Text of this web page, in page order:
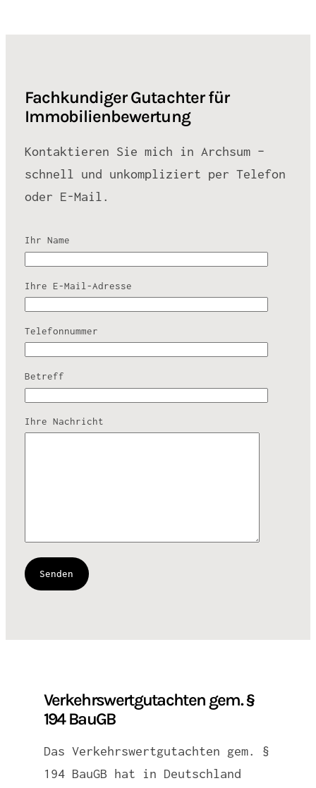
Fachkundiger Gutachter für
Immobilienbewertung
Kontaktieren Sie mich in Archsum –
schnell und unkompliziert per Telefon
oder E-Mail.
Ihr Name
Ihre E-Mail-Adresse
Telefonnummer
Betreff
Ihre Nachricht
Verkehrswertgutachten gem. §
194 BauGB
Das Verkehrswertgutachten gem. §
194 BauGB hat in Deutschland